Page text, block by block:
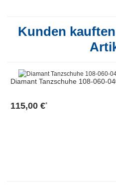
Kunden
Diamant Tanzschuhe 108-060-
115,00 €*